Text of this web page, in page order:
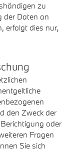
zu
der Daten an
erfolgt dies nur,
den Zweck der
oder
Fragen
Sie sich